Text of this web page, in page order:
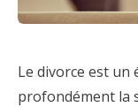
Le divorce est un
profondément la